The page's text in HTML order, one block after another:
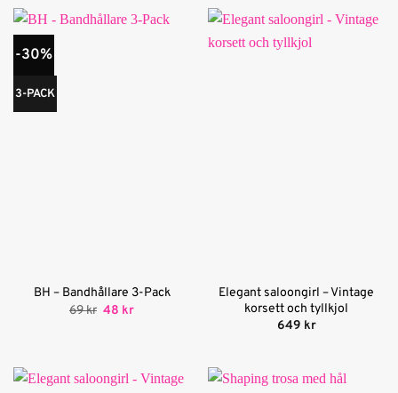
-30%
3-PACK
BH – Bandhållare 3-Pack
69kr Det
48 krDet
Elegant saloongirl – Vintage
korsett och tyllkjol
649 kr